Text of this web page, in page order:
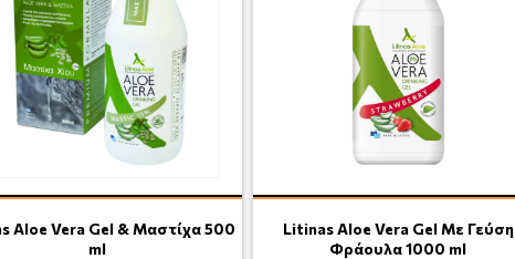
Aloe Vera Gel & Μαστίχα 500
ml
Litinas Aloe Vera Gel Με Γεύση
Φράουλα 1000 ml